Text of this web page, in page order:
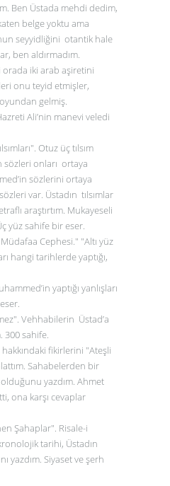
Ben Üstada mehdi dedim,
belge yoktu ama
seyyidliğini otantik hale
ben aldırmadım.
iki arab aşiretini
onu teyid etmişler,
gelmiş.
Ali’nin manevi veledi
Otuz üç tılsım
sözleri onları ortaya
sözlerini ortaya
var. Üstadın tılsımlar
araştırtım. Mukayeseli
yüz sahife bir eser.
Cephesi." "Altı yüz
hangi tarihlerde yaptığı,
yaptığı yanlışları
Vehhabilerin Üstad’a
300 sahife.
fikirlerini "Ateşli
Sahabelerden bir
olduğunu yazdım. Ahmet
ona karşı cevaplar
Şahaplar". Risale-i
tarihi, Üstadın
yazdım. Siyaset ve şerh